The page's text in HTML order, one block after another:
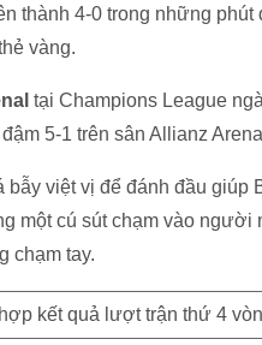
thành 4-0 trong những
vàng.
tại Champions League
5-1 trên sân Allianz
bẫy việt vị để đánh đầu
một cú sút chạm vào
chạm tay.